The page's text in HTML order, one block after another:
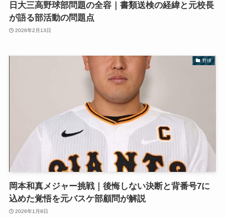
日大三高野球部問題の全容｜書類送検の経緯と元校長
が語る部活動の問題点
2026年2月13日
野球
岡本和真メジャー挑戦｜後悔しない決断と背番号7に
込めた覚悟を元バスケ部顧問が解説
2026年1月8日